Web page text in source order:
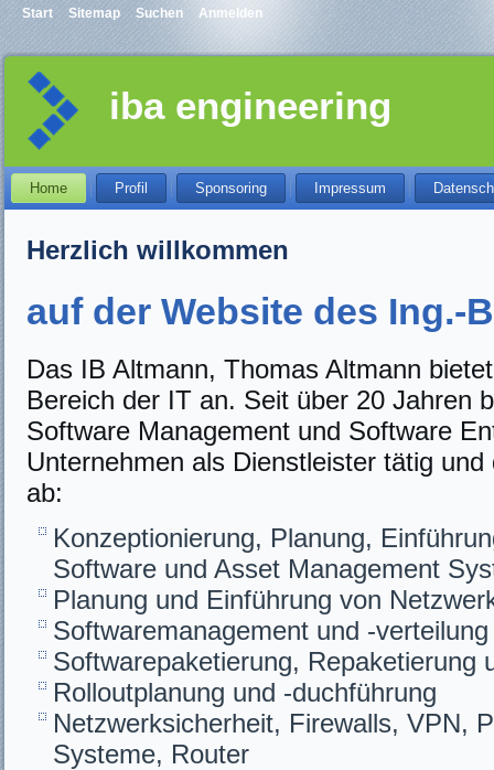
iba engineering
Home Profil Sponsoring Impressum
Herzlich willkommen
auf der Website des Ing.-
Das IB Altmann, Thomas Altmann
Bereich der IT an. Seit über 20 Jahren
Software Management und Software
Unternehmen als Dienstleister tätig
ab:
Konzeptionierung, Planung,
Software und Asset Management
Planung und Einführung von
Softwaremanagement und -verteilung
Softwarepaketierung, Repaketierung
Rolloutplanung und -duchführung
Netzwerksicherheit, Firewalls, VPN,
Systeme, Router
Start Sitemap Suchen Anmelden